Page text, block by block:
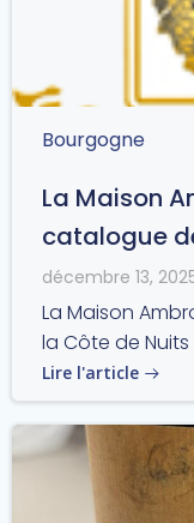
Bourgogne
La Maison
catalogue
décembre 13,
La Maison
la Côte de Nuits
Lire l'article